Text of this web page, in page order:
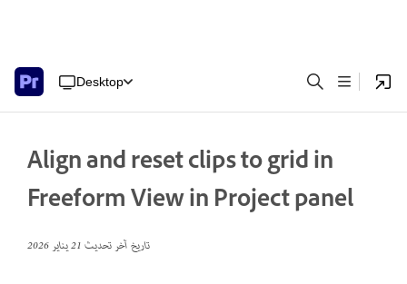
Desktop
Align and reset clips to grid in
Freeform View in Project panel
تاريخ آخر تحديث21 يناير 2026